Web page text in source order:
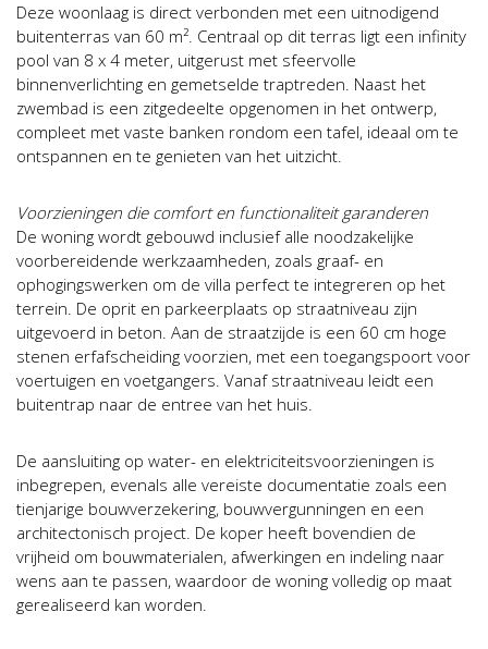
Deze woonlaag is direct verbonden met een uitnodigend
buitenterras van 60 m². Centraal op dit terras ligt een infinity
pool van 8 x 4 meter, uitgerust met sfeervolle
binnenverlichting en gemetselde traptreden. Naast het
zwembad is een zitgedeelte opgenomen in het ontwerp,
compleet met vaste banken rondom een tafel, ideaal om te
ontspannen en te genieten van het uitzicht.
Voorzieningen die comfort en functionaliteit garanderen
De woning wordt gebouwd inclusief alle noodzakelijke
voorbereidende werkzaamheden, zoals graaf- en
ophogingswerken om de villa perfect te integreren op het
terrein. De oprit en parkeerplaats op straatniveau zijn
uitgevoerd in beton. Aan de straatzijde is een 60 cm hoge
stenen erfafscheiding voorzien, met een toegangspoort voor
voertuigen en voetgangers. Vanaf straatniveau leidt een
buitentrap naar de entree van het huis.
De aansluiting op water- en elektriciteitsvoorzieningen is
inbegrepen, evenals alle vereiste documentatie zoals een
tienjarige bouwverzekering, bouwvergunningen en een
architectonisch project. De koper heeft bovendien de
vrijheid om bouwmaterialen, afwerkingen en indeling naar
wens aan te passen, waardoor de woning volledig op maat
gerealiseerd kan worden.